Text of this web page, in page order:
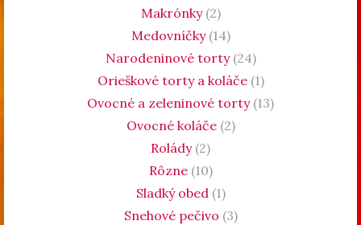
Makrónky(2)
Medovníčky(14)
Narodeninové torty(24)
Orieškové torty a koláče(1)
Ovocné a zeleninové torty(13)
Ovocné koláče(2)
Rolády(2)
Rôzne(10)
Sladký obed(1)
Snehové pečivo (3)